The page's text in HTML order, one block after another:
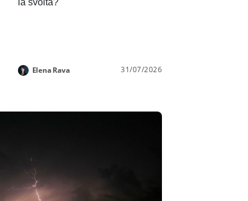
Elena Rava 31/07/2026